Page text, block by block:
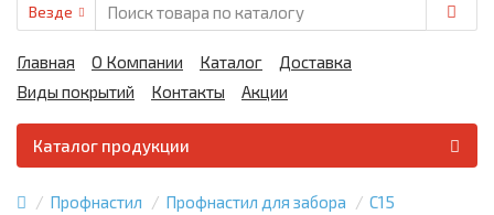
Везде
Главная О Компании Каталог
Доставка
Виды покрытий
Контакты Акции
Каталог продукции
Профнастил Профнастил для забора
С15